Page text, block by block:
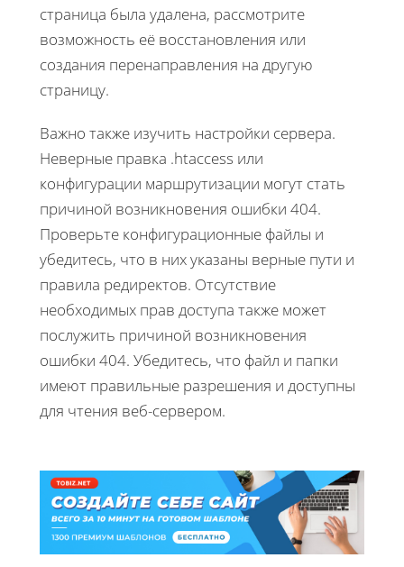
страница была удалена, рассмотрите
возможность её восстановления или
создания перенаправления на другую
страницу.
Важно также изучить настройки сервера.
Неверные правка .htaccess или
конфигурации маршрутизации могут стать
причиной возникновения ошибки 404.
Проверьте конфигурационные файлы и
убедитесь, что в них указаны верные пути и
правила редиректов. Отсутствие
необходимых прав доступа также может
послужить причиной возникновения
ошибки 404. Убедитесь, что файл и папки
имеют правильные разрешения и доступны
для чтения веб-сервером.